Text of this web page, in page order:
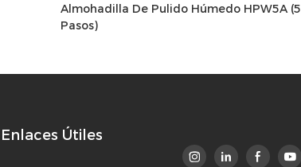
Almohadilla De Pulido Húmedo HPW5A (5
Pasos)
Enlaces Útiles